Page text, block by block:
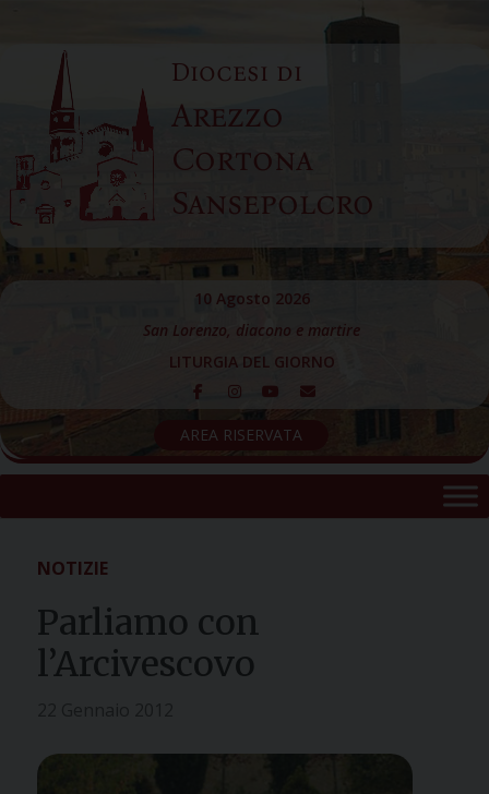
content
Diocesi di
Arezzo
Cortona
Sansepolcro
10 Agosto 2026
San Lorenzo, diacono e martire
LITURGIA DEL GIORNO
AREA RISERVATA
NOTIZIE
Parliamo con
l’Arcivescovo